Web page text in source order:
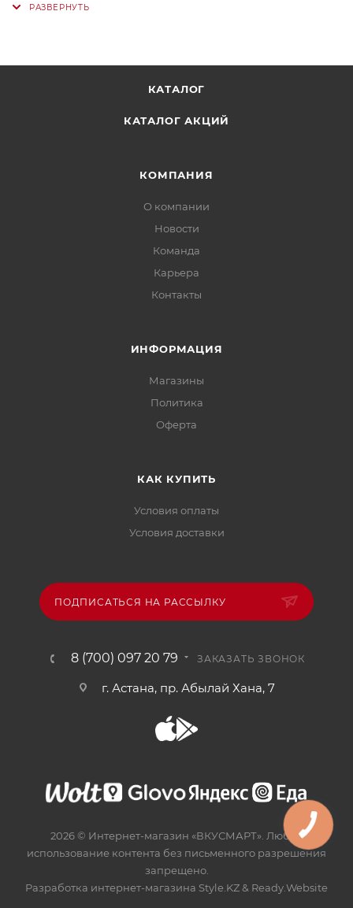
КАТАЛОГ
КАТАЛОГ АКЦИЙ
КОМПАНИЯ
О компании
Новости
Команда
Карьера
Контакты
ИНФОРМАЦИЯ
Магазины
Политика
Офертa
КАК КУПИТЬ
Условия оплаты
Условия доставки
ПОДПИСАТЬСЯ НА РАССЫЛКУ
8 (700) 097 20 79 ЗАКАЗАТЬ ЗВОНОК
г. Астана, пр. Абылай Хана, 7
2026 © Интернет-магазин «ВКУСМАРТ». Любое
использование контента без письменного разрешения
запрещено.
Разработка интернет-магазина Style.KZ& Ready.Website